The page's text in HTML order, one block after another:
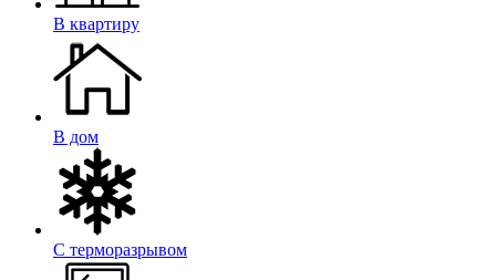
В квартиру
В дом
С терморазрывом